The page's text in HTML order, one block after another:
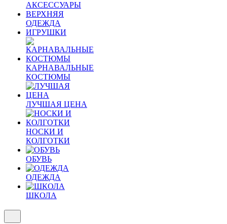
АКСЕССУАРЫ
ВЕРХНЯЯ
ОДЕЖДА
ИГРУШКИ
КАРНАВАЛЬНЫЕ
КОСТЮМЫ
ЛУЧШАЯ ЦЕНА
НОСКИ И
КОЛГОТКИ
ОБУВЬ
ОДЕЖДА
ШКОЛА